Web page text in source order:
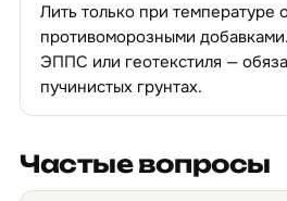
Лить только при температуре
противоморозными
ЭППС или геотекстиля —
пучинистых грунтах.
Частые вопросы